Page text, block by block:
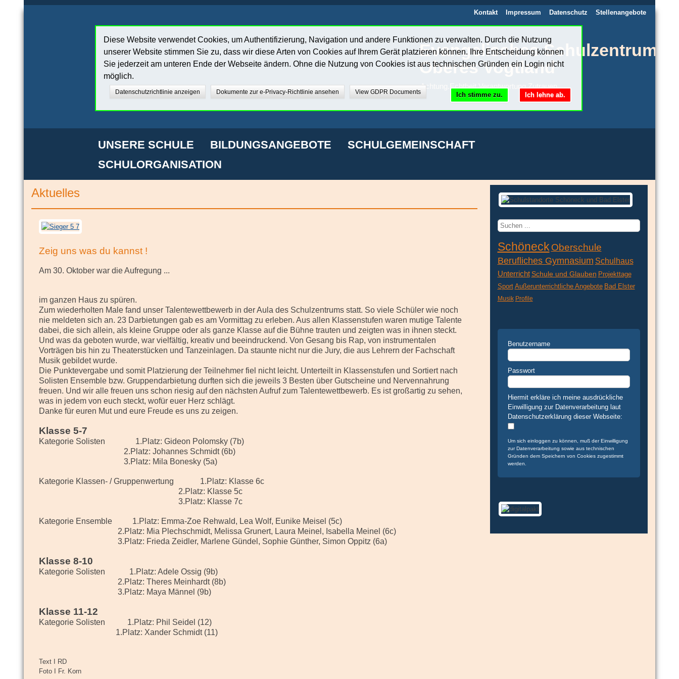
Evangelisches Schulzentrum
Oberes Vogtland
Achtung.Echtheit.Verantwortung.Zutrauen
Kontakt Impressum Datenschutz Stellenangebote
UNSERE SCHULE BILDUNGSANGEBOTE
SCHULGEMEINSCHAFT
SCHULORGANISATION
Aktuelles
Zeig uns was du kannst !
Am 30. Oktober war die Aufregung ...
im ganzen Haus zu spüren.
Zum wiederholten Male fand unser Talentewettbewerb in der Aula des Schulzentrums statt. So viele Schüler wie noch
nie meldeten sich an. 23 Darbietungen gab es am Vormittag zu erleben. Aus allen Klassenstufen waren mutige Talente
dabei, die sich allein, als kleine Gruppe oder als ganze Klasse auf die Bühne trauten und zeigten was in ihnen steckt.
Und was da geboten wurde, war vielfältig, kreativ und beeindruckend. Von Gesang bis Rap, von instrumentalen
Vorträgen bis hin zu Theaterstücken und Tanzeinlagen. Da staunte nicht nur die Jury, die aus Lehrern der Fachschaft
Musik gebildet wurde.
Die Punktevergabe und somit Platzierung der Teilnehmer fiel nicht leicht. Unterteilt in Klassenstufen und Sortiert nach
Solisten Ensemble bzw. Gruppendarbietung durften sich die jeweils 3 Besten über Gutscheine und Nervennahrung
freuen. Und wir alle freuen uns schon riesig auf den nächsten Aufruf zum Talentewettbewerb. Es ist großartig zu sehen,
was in jedem von euch steckt, wofür euer Herz schlägt.
Danke für euren Mut und eure Freude es uns zu zeigen.
Klasse 5-7
Kategorie Solisten 1.Platz: Gideon Polomsky (7b)
2.Platz: Johannes Schmidt (6b)
3.Platz: Mila Bonesky (5a)
Kategorie Klassen- / Gruppenwertung 1.Platz: Klasse 6c
2.Platz: Klasse 5c
3.Platz: Klasse 7c
Kategorie Ensemble 1.Platz: Emma-Zoe Rehwald, Lea Wolf, Eunike Meisel (5c)
2.Platz: Mia Plechschmidt, Melissa Grunert, Laura Meinel, Isabella Meinel (6c)
3.Platz: Frieda Zeidler, Marlene Gündel, Sophie Günther, Simon Oppitz (6a)
Klasse 8-10
Kategorie Solisten 1.Platz: Adele Ossig (9b)
2.Platz: Theres Meinhardt (8b)
3.Platz: Maya Männel (9b)
Klasse 11-12
Kategorie Solisten 1.Platz: Phil Seidel (12)
1.Platz: Xander Schmidt (11)
Text I RD
Foto I Fr. Korn
Suchen
Schöneck Oberschule
Berufliches Gymnasium Schulhaus
Unterricht Schule und Glauben Projekttage
Sport Außerunterrichtliche Angebote Bad Elster
Musik Profile
Benutzername
Passwort
Hiermit erkläre ich meine ausdrückliche
Einwilligung zur Datenverarbeitung laut
Datenschutzerklärung dieser Webseite:
Um sich einloggen zu können, muß der Einwilligung
zur Datenverarbeitung sowie aus technischen
Gründen dem Speichern von Cookies zugestimmt
werden.
Diese Website verwendet Cookies, um Authentifizierung, Navigation und andere Funktionen zu verwalten. Durch die Nutzung
unserer Website stimmen Sie zu, dass wir diese Arten von Cookies auf Ihrem Gerät platzieren können. Ihre Entscheidung können
Sie jederzeit am unteren Ende der Webseite ändern. Ohne die Nutzung von Cookies ist aus technischen Gründen ein Login nicht
möglich.
Datenschutzrichtlinie anzeigen Dokumente zur e-Privacy-Richtlinie ansehen View GDPR Documents Ich lehne ab.
Ich stimme zu.